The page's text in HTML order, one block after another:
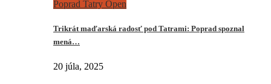
Poprad Tatry Open
Trikrát maďarská radosť pod Tatrami: Poprad spoznal
mená…
20 júla, 2025